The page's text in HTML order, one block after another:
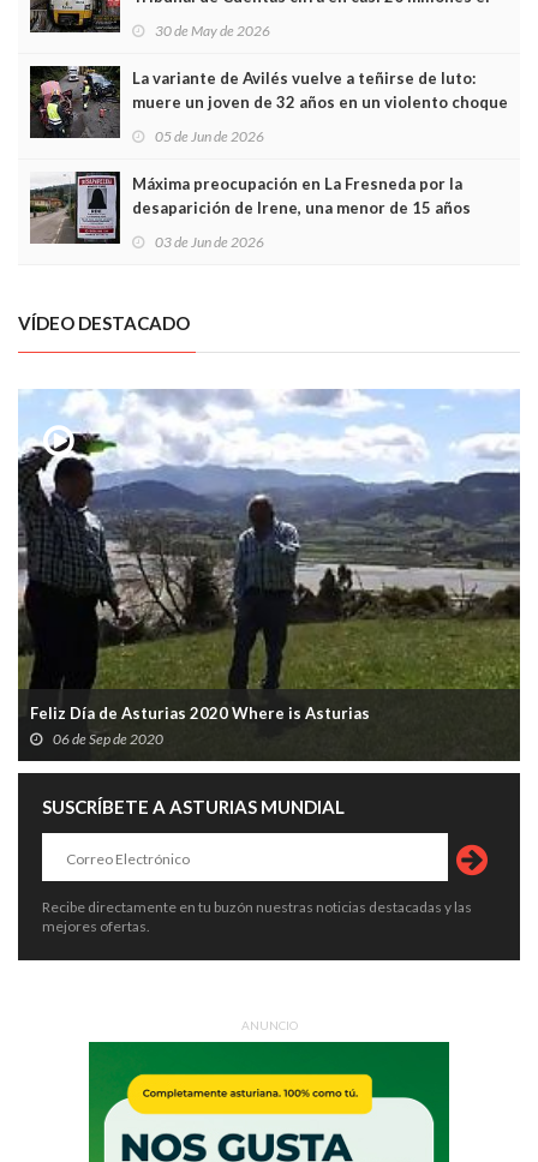
sobrecoste de los trenes que no cabían por los
30 de May de 2026
La variante de Avilés vuelve a teñirse de luto:
muere un joven de 32 años en un violento choque
frontal
05 de Jun de 2026
Máxima preocupación en La Fresneda por la
desaparición de Irene, una menor de 15 años
03 de Jun de 2026
VÍDEO DESTACADO
Feliz Día de Asturias 2020 Where is Asturias
06 de Sep de 2020
SUSCRÍBETE A ASTURIAS MUNDIAL
Recibe directamente en tu buzón nuestras noticias destacadas y las
mejores ofertas.
ANUNCIO